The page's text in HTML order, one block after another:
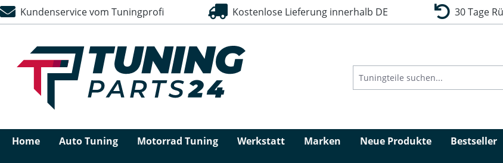
Zur Hauptnavigation springen
Kundenservice vom Tuningprofi Kostenlose Lieferung innerhalb DE 30 Tage
Home Auto Tuning Motorrad Tuning Werkstatt Marken Neue Produkte Bestseller